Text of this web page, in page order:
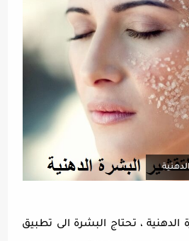
، تحتاج البشرة الى تطبيق